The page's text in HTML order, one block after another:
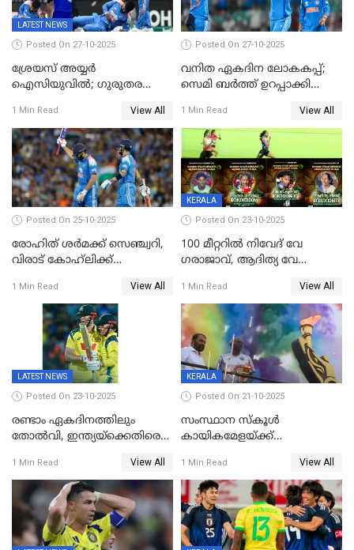
LATEST NEWS
Posted On 27-10-2025
ശ്രേയസ് അയ്യര്‍
ഐസിയുവില്‍; ഗുരുതര
1 Min Read View All
Posted On 27-10-2025
വനിത ഏകദിന ലോകകപ്പ്;
സെമി ബര്‍ത്ത് ഉറപ്പാക്കി
1 Min Read View All
Posted On 25-10-2025
രോഹിത് ശർമക്ക് സെഞ്ച്വറി,
വിരാട് കോഹ്‍ലിക്ക്
മുൻനായകരുടെ മികവിൽ
ഓസീസിനെതിരെ ഉജ്ജ്വല
1 Min Read View All
KERALA
Posted On 23-10-2025
100 മീറ്ററിൽ നിവേദ് വേ​
ഗരാജാവ്, ആദിത്യ വേ​
ബോയ്സിലും സബ്‌ജൂനിയർ
ഗേൾസിലും റെക്കോർഡോടെ
സ്വർണം, ദേവപ്രിയ 87ലെ
റെക്കോർഡ് തിരുത്തി
1 Min Read View All
LATEST NEWS
Posted On 23-10-2025
രണ്ടാം ഏകദിനത്തിലും
തോൽവി, ഇന്ത്യയ്‌ക്കെതിരെ
1 Min Read View All
KERALA
Posted On 21-10-2025
സംസ്ഥാന സ്കൂൾ
കായികമേളയ്ക്ക്
ഒളിംപിക്‌സിന്റെ ഉദ്‌ഘാടനം
നിർവഹിച്ച് ധനമന്ത്രി K N
ബാലഗോപാൽ;ദീപശിഖ
തെളിയിച്ച് I M വിജയൻ
1 Min Read View All